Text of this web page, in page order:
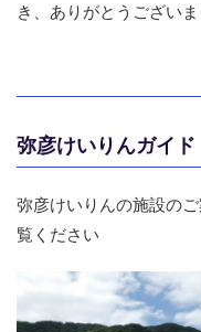
き、ありがとうございま
弥彦けいりんガイド
弥彦けいりんの施設の
覧ください